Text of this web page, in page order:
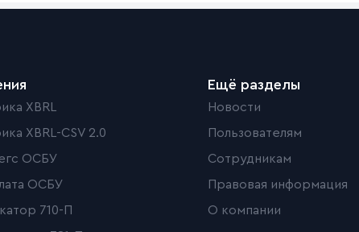
XBRL
XBRL-CSV 2.0
ОСБУ
ОСБУ
710-П
Ещё разделы
Новости
Пользователям
Сотрудникам
Правовая информация
О компании